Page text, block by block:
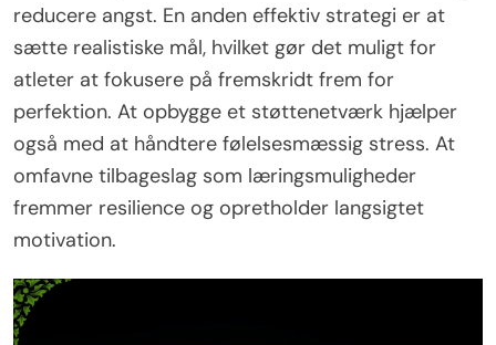
reducere angst. En anden effektiv strategi er at
sætte realistiske mål, hvilket gør det muligt for
atleter at fokusere på fremskridt frem for
perfektion. At opbygge et støttenetværk hjælper
også med at håndtere følelsesmæssig stress. At
omfavne tilbageslag som læringsmuligheder
fremmer resilience og opretholder langsigtet
motivation.